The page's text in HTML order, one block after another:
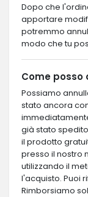
Dopo che
apportare
potremmo
modo che tu
Come posso
Possiamo
stato ancora
già stato
il prodotto
presso il nostro
utilizzando il
l'acquisto. Puoi
Rimborsiamo